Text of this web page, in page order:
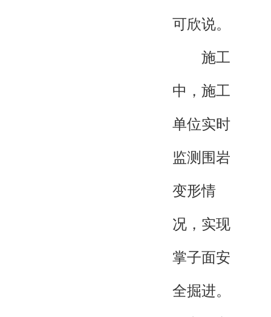
可欣说。
施工
中，施工
单位实时
监测围岩
变形情
况，实现
掌子面安
全掘进。